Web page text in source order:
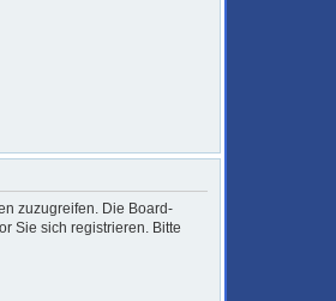
zuzugreifen. Die Board-
Sie sich registrieren. Bitte